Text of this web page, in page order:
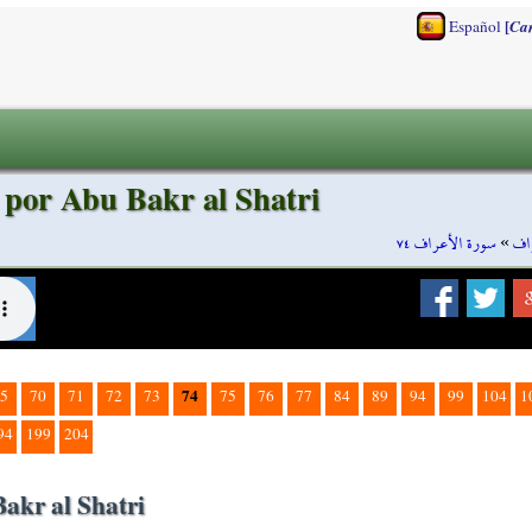
Español [
»سورة الأعراف ٧٤
Abu Bakr al Shatri
70 71 72 73 74 75 76 77 84 89 94 99 104
199 204
al Shatri